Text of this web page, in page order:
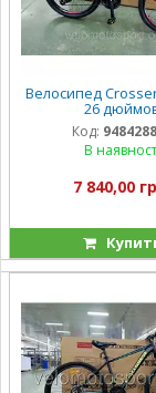
Велосипед
26
Код:
В
7 840,00